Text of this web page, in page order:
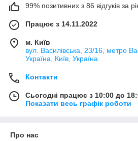
99% позитивних з 86 відгуків за
Працює з 14.11.2022
м. Київ
вул. Василівська, 23/16, метро
Україна, Київ, Україна
Контакти
Сьогодні працює з 10:00 до
Показати весь графік роботи
Про нас